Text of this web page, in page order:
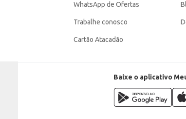
WhatsApp de Ofertas
Trabalhe conosco
Cartão Atacadão
Baixe o aplicativo